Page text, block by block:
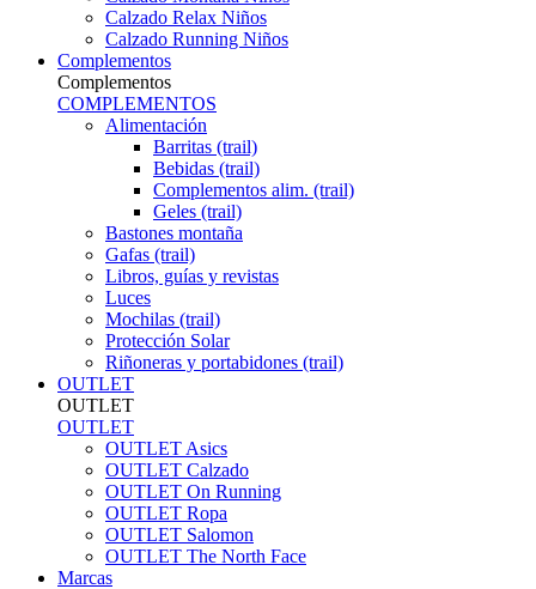
Calzado Relax Niños
Calzado Running Niños
Complementos
Complementos
COMPLEMENTOS
Alimentación
Barritas (trail)
Bebidas (trail)
Complementos alim. (trail)
Geles (trail)
Bastones montaña
Gafas (trail)
Libros, guías y revistas
Luces
Mochilas (trail)
Protección Solar
Riñoneras y portabidones (trail)
OUTLET
OUTLET
OUTLET
OUTLET Asics
OUTLET Calzado
OUTLET On Running
OUTLET Ropa
OUTLET Salomon
OUTLET The North Face
Marcas